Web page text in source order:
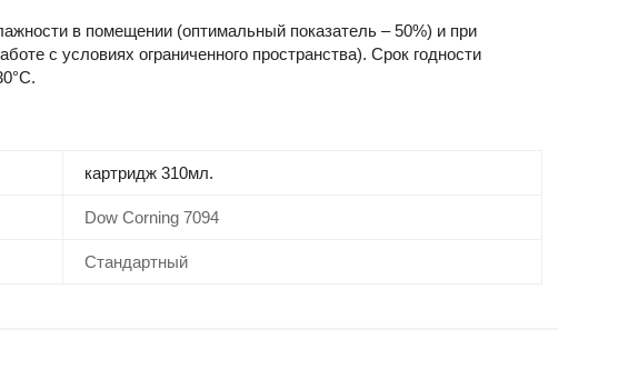
в помещении (оптимальный показатель – 50%) и при
с условиях ограниченного пространства). Срок годности
картридж 310мл.
Dow Corning 7094
Стандартный